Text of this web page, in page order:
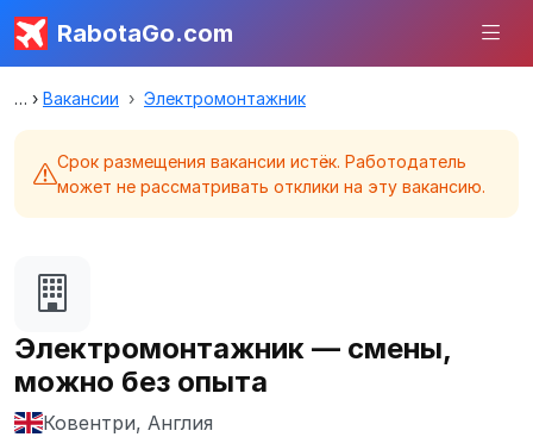
RabotaGo.com
Вакансии Электромонтажник
Срок размещения вакансии истёк. Работодатель
может не рассматривать отклики на эту вакансию.
Электромонтажник — смены,
можно без опыта
Ковентри, Англия